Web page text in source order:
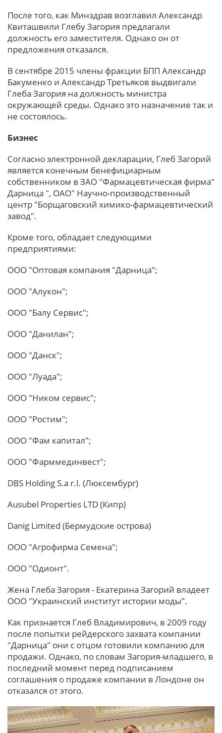
После того, как Минздрав возглавил Александр
Квиташвили Глебу Загория предлагали
должность его заместителя. Однако он от
предложения отказался.
В сентябре 2015 члены фракции БПП Александр
Бакуменко и Александр Третьяков выдвигали
Глеба Загория на должность министра
окружающей среды. Однако это назначение так и
не состоялось.
Бизнес
Согласно электронной декларации, Глеб Загорий
является конечным бенефициарным
собственником в ЗАО "Фармацевтическая фирма"
Дарница ", ОАО" Научно-производственный
центр "Борщаговский химико-фармацевтический
завод".
Кроме того, обладает следующими
предприятиями:
ООО "Оптовая компания "Дарница";
ООО "Алукон";
ООО "Балу Сервис";
ООО "Данилан";
ООО "Данск";
ООО "Луада";
ООО "Ником сервис";
ООО "Ростим";
ООО "Фам капитал";
ООО "Фарммединвест";
DBS Holding S.a r.l. (Люксембург)
Ausubel Properties LTD (Кипр)
Danig Limited (Бермудские острова)
ООО "Агрофирма Семена";
ООО "Одионт".
Жена Глеба Загория - Екатерина Загорий владеет
ООО "Украинский институт истории моды".
Как признается Глеб Владимирович, в 2009 году
после попытки рейдерского захвата компании
"Дарница" они с отцом готовили компанию для
продажи. Однако, по словам Загория-младшего, в
последний момент перед подписанием
соглашения о продаже компании в Лондоне он
отказался от этого.